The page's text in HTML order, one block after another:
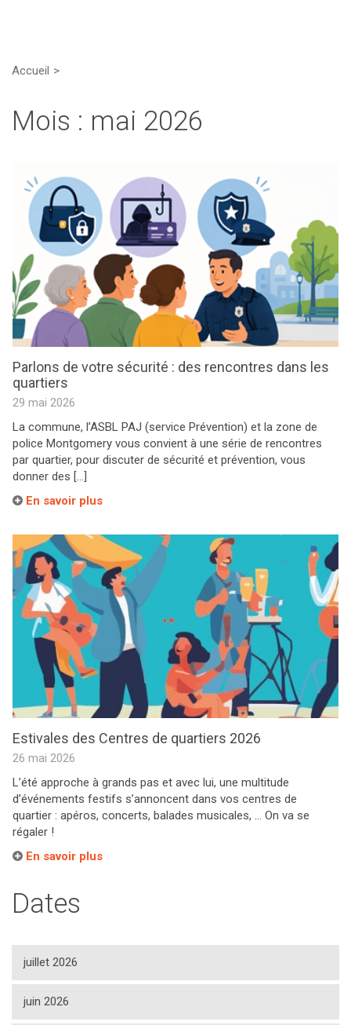
Accueil
Mois : mai 2026
Parlons de votre sécurité : des rencontres dans les
quartiers
29 mai 2026
La commune, l’ASBL PAJ (service Prévention) et la zone de
police Montgomery vous convient à une série de rencontres
par quartier, pour discuter de sécurité et prévention, vous
donner des […]
En savoir plus
Estivales des Centres de quartiers 2026
26 mai 2026
L’été approche à grands pas et avec lui, une multitude
d’événements festifs s’annoncent dans vos centres de
quartier : apéros, concerts, balades musicales, … On va se
régaler !
En savoir plus
Dates
juillet 2026
juin 2026